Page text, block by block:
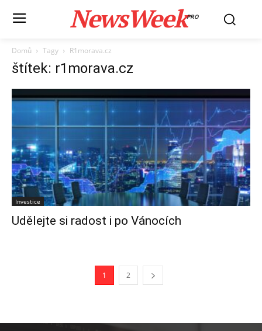
NewsWeekPRO
Domů Tagy R1morava.cz
štítek: r1morava.cz
Investice
Udělejte si radost i po Vánocích
1 2